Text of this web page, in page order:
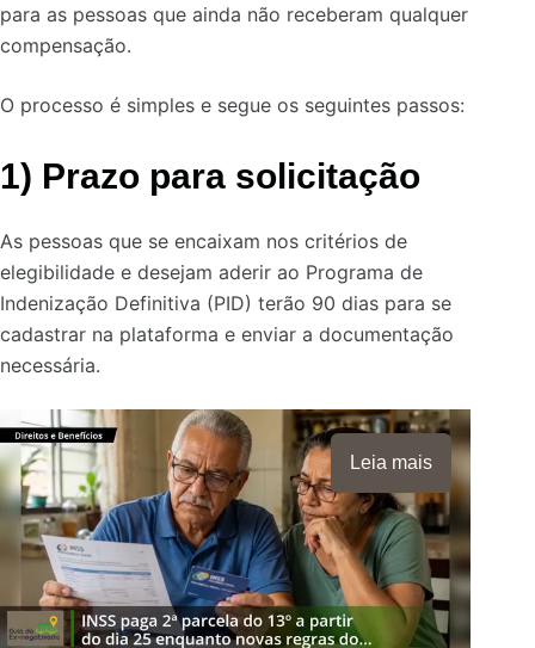
para as pessoas que ainda não receberam qualquer
compensação.
O processo é simples e segue os seguintes passos:
1) Prazo para solicitação
As pessoas que se encaixam nos critérios de
elegibilidade e desejam aderir ao Programa de
Indenização Definitiva (PID) terão 90 dias para se
cadastrar na plataforma e enviar a documentação
necessária.
Leia mais